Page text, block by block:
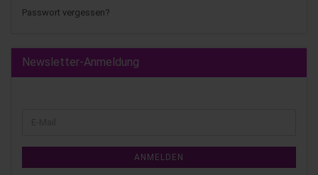
Passwort vergessen?
Newsletter-Anmeldung
ANMELDEN